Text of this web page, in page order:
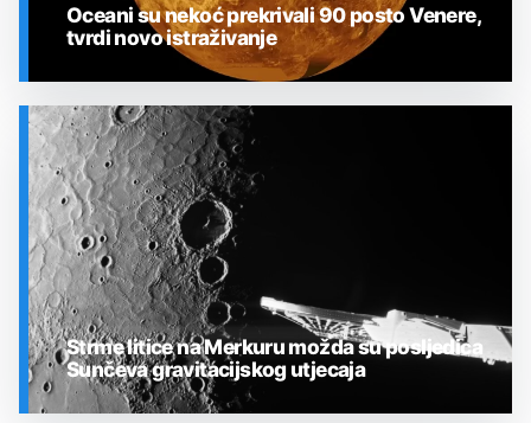
SVEMIR
Oceani su nekoć prekrivali 90 posto Venere,
tvrdi novo istraživanje
Strme litice na Merkuru možda su posljedica
Sunčeva gravitacijskog utjecaja